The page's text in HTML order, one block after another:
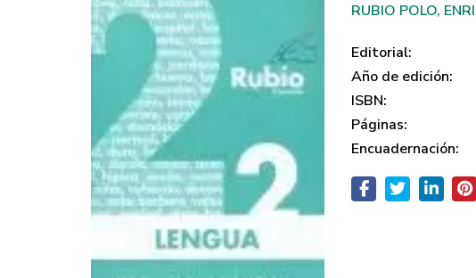
RUBIO POLO,
Editorial:
Año de edición:
ISBN:
Páginas:
Encuadernación: